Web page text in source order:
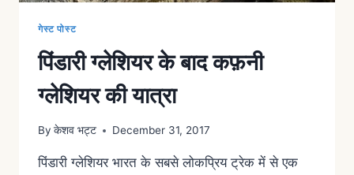
गेस्ट पोस्ट
पिंडारी ग्लेशियर के बाद कफ़नी
ग्लेशियर की यात्रा
By केशव भट्ट December 31, 2017
पिंडारी ग्लेशियर भारत के सबसे लोकप्रिय ट्रेक में से एक